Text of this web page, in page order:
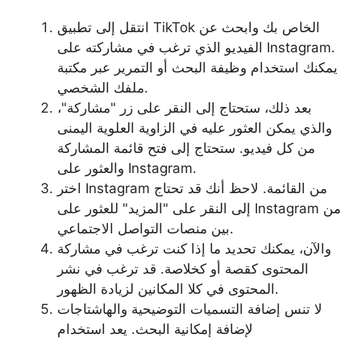
انتقل إلى تطبيق TikTok الخاص بك وابحث عن
الفيديو الذي ترغب في مشاركته على Instagram.
يمكنك استخدام وظيفة البحث أو التمرير عبر مكتبة
ملفك الشخصي.
بعد ذلك، ستحتاج إلى النقر على زر "مشاركة"،
والذي يمكن العثور عليه في الزاوية العلوية اليمنى
من كل فيديو. ستحتاج إلى فتح قائمة المشاركة
والعثور على Instagram.
اختر Instagram من القائمة. لاحظ أنك قد تحتاج
إلى النقر على "المزيد" للعثور على Instagram من
بين منصات التواصل الاجتماعي.
والآن، يمكنك تحديد ما إذا كنت ترغب في مشاركة
المحتوى كقصة أو كخلاصة. قد ترغب في نشر
المحتوى في كلا المكانين لزيادة الظهور.
لا تنس إضافة التسميات التوضيحية والهاشتاجات
لإضافة إمكانية البحث. يعد استخدام